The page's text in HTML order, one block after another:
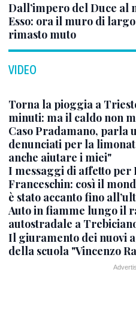
Dall’impero del Duce al
Esso: ora il muro di
rimasto muto
VIDEO
Torna la pioggia a
minuti: ma il caldo non
Caso Pradamano, parla
denunciati per la
anche aiutare i miei"
I messaggi di affetto per
Franceschin: così il
è stato accanto fino
Auto in fiamme lungo il
autostradale a
Il giuramento dei nuovi
della scuola "Vincenzo